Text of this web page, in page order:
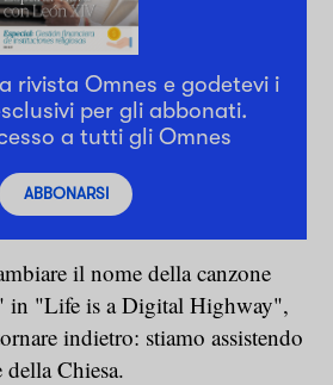
rivista Omnes e godetevi i
per gli abbonati.
a tutti gli Omnes
ABBONARSI
il nome della canzone
in "Life is a Digital Highway",
indietro: stiamo assistendo
Chiesa.